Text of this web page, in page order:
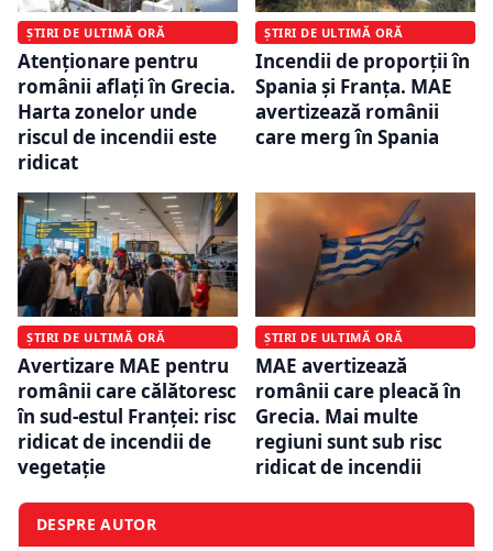
ȘTIRI DE ULTIMĂ ORĂ
Atenționare pentru
românii aflați în Grecia.
Harta zonelor unde
riscul de incendii este
ridicat
ȘTIRI DE ULTIMĂ ORĂ
Incendii de proporții în
Spania și Franța. MAE
avertizează românii
care merg în Spania
ȘTIRI DE ULTIMĂ ORĂ
Avertizare MAE pentru
românii care călătoresc
în sud-estul Franței: risc
ridicat de incendii de
vegetație
ȘTIRI DE ULTIMĂ ORĂ
MAE avertizează
românii care pleacă în
Grecia. Mai multe
regiuni sunt sub risc
ridicat de incendii
DESPRE AUTOR